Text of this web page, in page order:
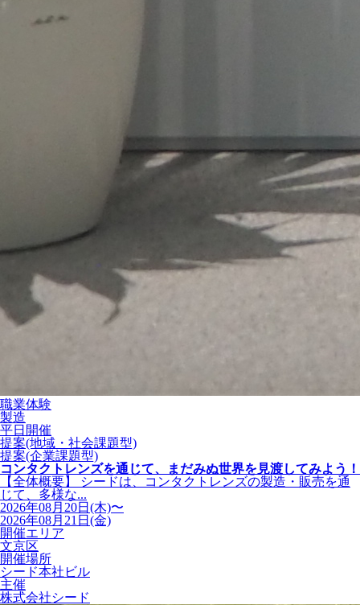
職業体験
製造
平日開催
提案(地域・社会課題型)
提案(企業課題型)
コンタクトレンズを通じて、まだみぬ世界を見渡してみよう！
【全体概要】 シードは、コンタクトレンズの製造・販売を通
じて、多様な...
2026年08月20日(木)〜
2026年08月21日(金)
開催エリア
文京区
開催場所
シード本社ビル
主催
株式会社シード